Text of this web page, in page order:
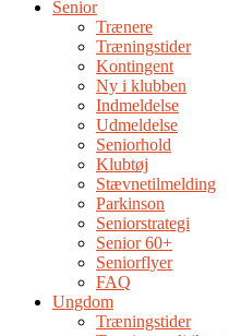
Senior
Trænere
Træningstider
Kontingent
Ny i klubben
Indmeldelse
Udmeldelse
Seniorhold
Klubtøj
Stævnetilmelding
Parkinson
Seniorstrategi
Senior 60+
Seniorflyer
FAQ
Ungdom
Træningstider